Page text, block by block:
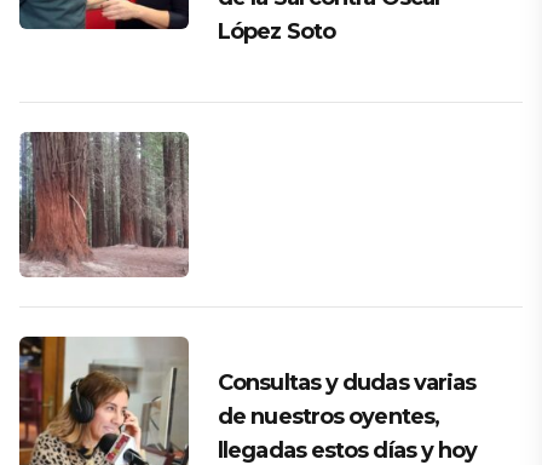
López Soto
Consultas y dudas varias
de nuestros oyentes,
llegadas estos días y hoy